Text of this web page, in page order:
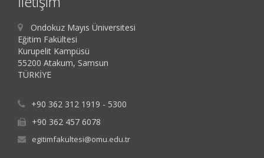
Ondokuz Mayıs Üniversitesi
Eğitim Fakültesi
Kurupelit Kampüsü
55200 Atakum, Samsun
TÜRKİYE
+90 362 312 1919 - 5300
+90 362 457 6078
egitimfakultesi@omu.edu.tr